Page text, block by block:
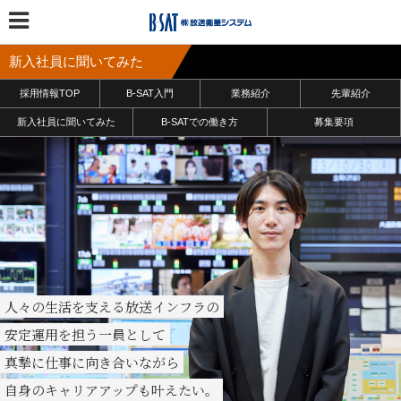
新入社員に聞いてみた
採用情報TOP B-SAT入門 業務紹介 先輩紹介
新入社員に聞いてみた B-SATでの働き方 募集要項
人々の生活を支える放送インフラの
安定運用を担う一員として
真摯に仕事に向き合いながら
自身のキャリアアップも叶えたい。